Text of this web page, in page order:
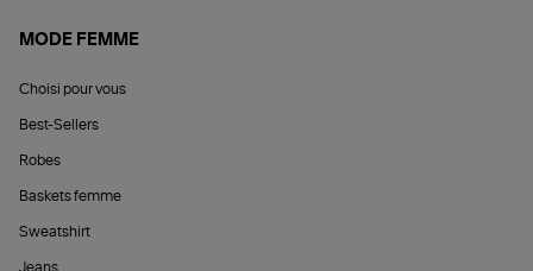
MODE FEMME
Choisi pour vous
Best-Sellers
Robes
Baskets femme
Sweatshirt
Jeans